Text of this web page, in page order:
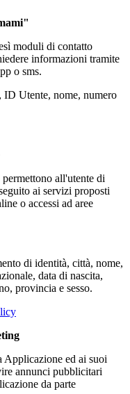
moduli di contatto
informazioni tramite
o sms.
ID Utente, nome, numero
all'utente di
ai servizi proposti
o accessi ad aree
di identità, città, nome,
data di nascita,
provincia e sesso.
Applicazione ed ai suoi
annunci pubblicitari
da parte